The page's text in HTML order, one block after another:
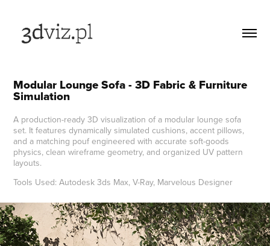
Modular Lounge Sofa - 3D Fabric & Furniture
Simulation
A production-ready 3D visualization of a modular lounge sofa
set. It features dynamically simulated cushions, accent pillows,
and a matching pouf engineered with accurate soft-goods
physics, clean wireframe geometry, and organized UV pattern
layouts.
Tools Used: Autodesk 3ds Max, V-Ray, Marvelous Designer